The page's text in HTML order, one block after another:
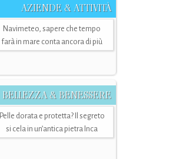
AZIENDE & ATTIVITÀ
Navimeteo, sapere che tempo
farà in mare conta ancora di più
BELLEZZA & BENESSERE
Pelle dorata e protetta? Il segreto
si cela in un’antica pietra Inca